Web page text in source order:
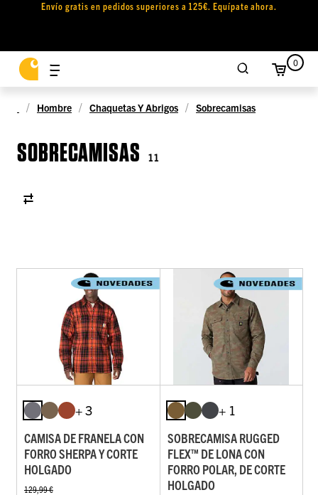
Envío gratis en pedidos superiores a 125€. Equípate ahora.
0
Hombre Chaquetas Y Abrigos Sobrecamisas
SOBRECAMISAS 11
+ 3
CAMISA DE FRANELA CON
FORRO SHERPA Y CORTE
HOLGADO
129,99 €
+ 1
SOBRECAMISA RUGGED
FLEX™ DE LONA CON
FORRO POLAR, DE CORTE
HOLGADO